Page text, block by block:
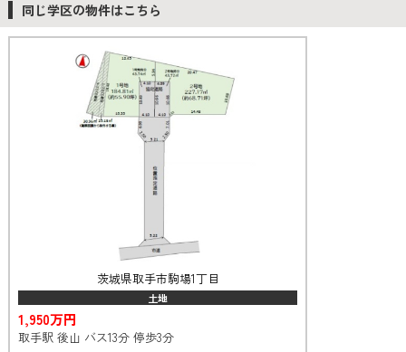
同じ学区の物件はこちら
茨城県取手市駒場1丁目
土地
1,950万円
取手駅 後山 バス13分 停歩3分